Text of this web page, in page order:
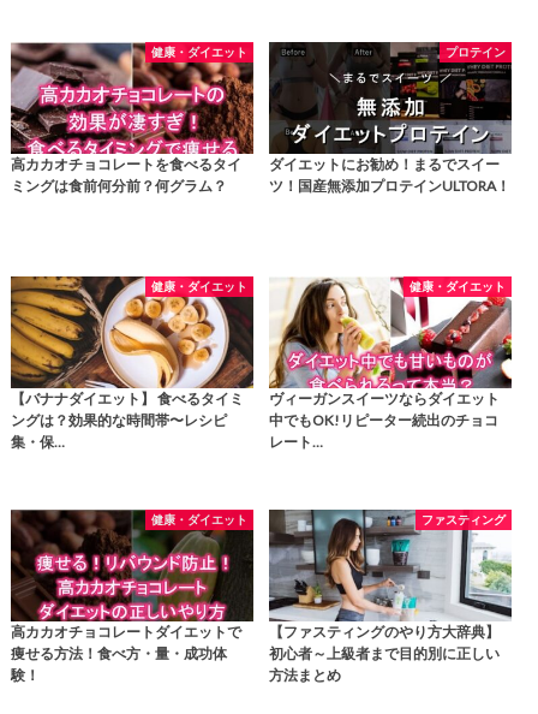
健康・ダイエット
高カカオチョコレートを食べるタイ
ミングは食前何分前？何グラム？
プロテイン
ダイエットにお勧め！まるでスイー
ツ！国産無添加プロテインULTORA！
健康・ダイエット
【バナナダイエット】 食べるタイミ
ングは？効果的な時間帯〜レシピ
集・保…
健康・ダイエット
ヴィーガンスイーツならダイエット
中でもOK!リピーター続出のチョコ
レート…
健康・ダイエット
高カカオチョコレートダイエットで
痩せる方法！食べ方・量・成功体
験！
ファスティング
【ファスティングのやり方大辞典】
初心者～上級者まで目的別に正しい
方法まとめ